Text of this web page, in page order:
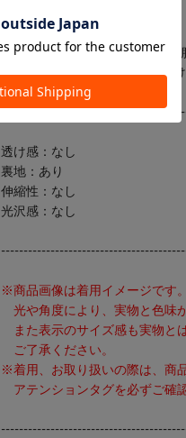
【KEYWORD】
#ジャケット#リネン#袖配色#春
#きれいめ#カジュアル#おでか
透け感：なし
裏地：あり
伸縮性：なし
光沢感：なし
※商品画像は着用イメージです。
光や角度により、実物と色味
また表示のサイズ感も実物と
ご了承ください。
※着用、お取り扱いの際は、商
アテンションタグを必ずご確